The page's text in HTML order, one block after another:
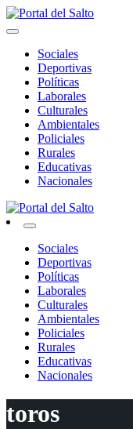
Skip
to
Portal del
Sociales
Deportivas
Políticas
Laborales
Culturales
Ambientales
Policiales
Rurales
Educativas
Nacionales
Portal del
Sociales
Deportivas
Políticas
Laborales
Culturales
Ambientales
Policiales
Rurales
Educativas
Nacionales
toros